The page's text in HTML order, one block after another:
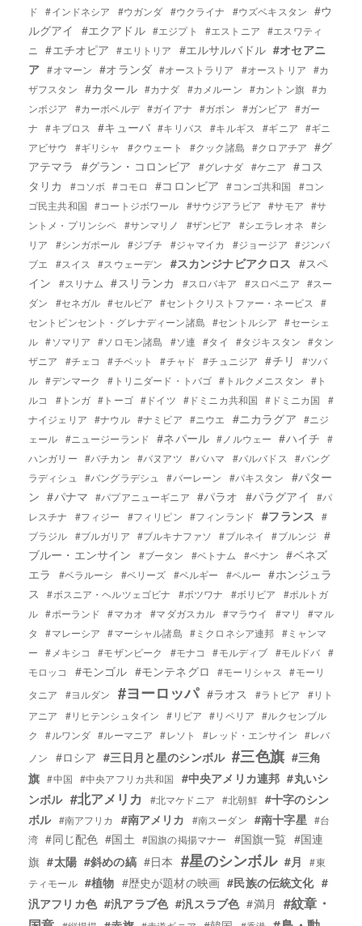
ド
#インドネシア #ウガンダ #ウクライナ #ウズベキスタン
#ウ
ルグアイ #エクアドル #エジプト #エストニア #エスワティ
ニ
#エチオピア #エリトリア #エルサルバドル #オセアニ
ア #オマーン #オランダ #オーストラリア #オーストリア #カ
ザフスタン #カタール #カナダ #カメルーン #カントン旗 #カ
ンボジア
#カーボベルデ #ガイアナ #ガボン #ガンビア #ガー
ナ
#キプロス #キューバ #キリバス #キルギス #ギニア #ギニ
アビサウ
#ギリシャ #クウェート #クック諸島 #クロアチア
#グ
アテマラ #グラン・コロンビア #グレナダ #ケニア
#コス
タリカ
#コソボ #コモロ #コロンビア #コンゴ共和国
#コン
ゴ民主共和国 #コートジボワール #サウジアラビア #サモア #サ
ントメ・プリンシペ #サンマリノ #ザンビア #シエラレオネ #シ
リア
#シンガポール #ジブチ #ジャマイカ #ジョージア #ジンバ
ブエ
#スイス #スウェーデン #スカンジナビアクロス #スペ
イン
#スリナム #スリランカ #スロバキア #スロベニア #スー
ダン
#セネガル #セルビア #セントクリストファー・ネービス
#
セントビンセント・グレナディーン諸島 #セントルシア
#セーシェ
ル #ソマリア #ソロモン諸島 #ソ連 #タイ #タジキスタン
#タン
ザニア
#チェコ #チベット #チャド #チュニジア #チリ
#ツバ
ル #デンマーク #トリニダード・トバゴ #トルクメニスタン #ト
ルコ
#トンガ #トーゴ #ドイツ #ドミニカ共和国 #ドミニカ国
#
ナイジェリア #ナウル #ナミビア #ニウエ #ニカラグア #ニジ
ェール #ニュージーランド #ネパール #ノルウェー #ハイチ
#
ハンガリー #バチカン #バヌアツ #バハマ #バルバドス
#バング
ラディシュ
#バングラデシュ #バーレーン #パキスタン
#パター
ン #パナマ #パプアニューギニア #パラオ #パラグアイ
#パ
レスチナ
#フィジー #フィリピン #フィンランド #フランス
#
ブラジル #ブルガリア #ブルキナファソ #ブルネイ #ブルンジ
#
ブルー・エンサイン
#ブータン #ベトナム #ベナン
#ベネズ
エラ
#ベラルーシ #ベリーズ #ベルギー #ペルー
#ホンジュラ
ス
#ボスニア・ヘルツェゴビナ #ボツワナ #ボリビア
#ポルトガ
ル #ポーランド #マカオ #マダガスカル #マラウイ #マリ
#マル
タ
#マレーシア #マーシャル諸島 #ミクロネシア連邦 #ミャンマ
ー
#メキシコ #モザンビーク #モナコ #モルディブ #モルドバ #
モロッコ
#モンゴル #モンテネグロ #モーリシャス
#モーリ
タニア
#ヨルダン #ヨーロッパ #ラオス #ラトビア
#リト
アニア
#リヒテンシュタイン #リビア #リベリア
#ルクセンブル
ク
#ルワンダ #ルーマニア #レソト #レッド・エンサイン #レバ
ノン
#ロシア #三日月と星のシンボル #三色旗 #三角
旗 #中国 #中央アフリカ共和国 #中央アメリカ連邦 #丸いシ
ンボル #北アメリカ #北マケドニア #北朝鮮 #十字のシン
ボル #南アフリカ #南アメリカ #南スーダン #南十字星 #台
湾 #同じ配色 #国土 #国旗の掲揚マナー #国旗一覧 #国連
旗 #太陽 #斜めの縞 #日本 #星のシンボル #月
#東
ティモール #植物 #歴史が題材の映画 #民族の伝統文化 #
汎アフリカ色 #汎アラブ色 #汎スラブ色 #満月
#紋章・